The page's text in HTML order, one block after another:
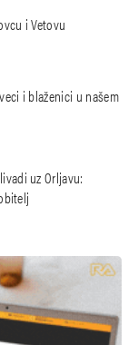
i Vetovu
i blaženici u našem
uz Orljavu: